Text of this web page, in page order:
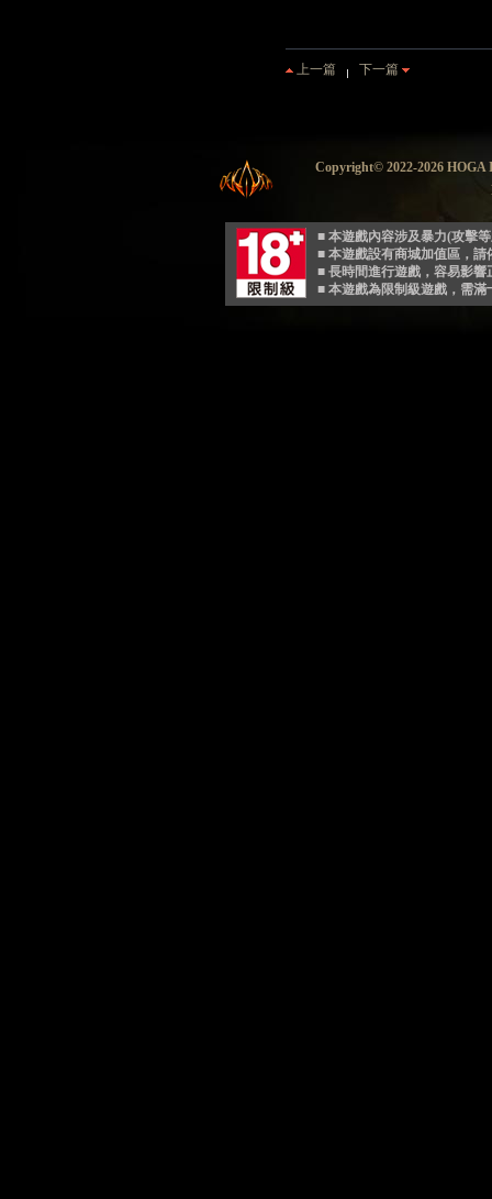
上一篇 下一篇
Copyright© 2022-2026
■ 本遊戲內容涉及暴力(攻擊
■ 本遊戲設有商城加值區，
■ 長時間進行遊戲，容易影
■ 本遊戲為限制級遊戲，需